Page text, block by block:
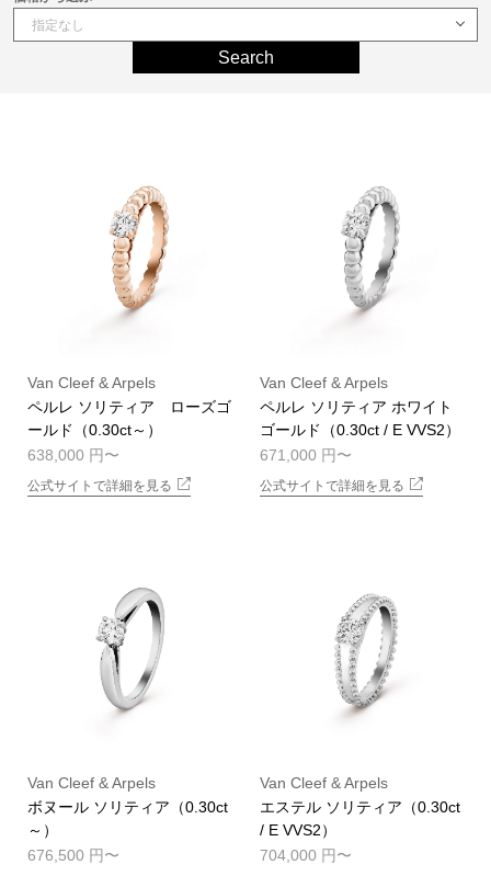
Search
Van Cleef & Arpels
ペルレ ソリティア ローズゴ
ールド（0.30ct～）
638,000 円
公式サイトで詳細を見る
Van Cleef & Arpels
ペルレ ソリティア ホワイト
ゴールド（0.30ct / E VVS2）
671,000 円
公式サイトで詳細を見る
Van Cleef & Arpels
ボヌール ソリティア（0.30ct
～）
676,500 円
Van Cleef & Arpels
エステル ソリティア（0.30ct
/ E VVS2）
704,000 円